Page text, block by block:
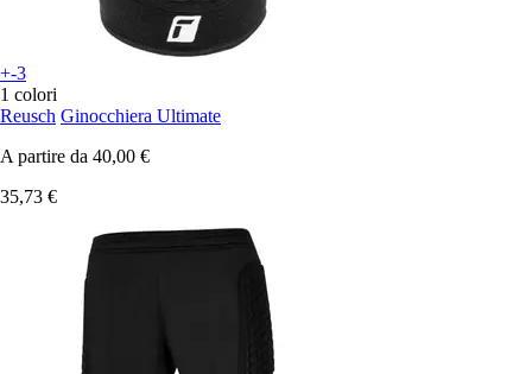
+-3
1 colori
Reusch Ginocchiera Ultimate
A partire da 40,00 €
35,73 €